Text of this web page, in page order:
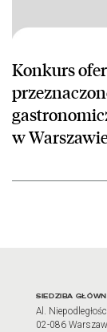
Konkurs
w
SIEDZIBA
Al.
02-086